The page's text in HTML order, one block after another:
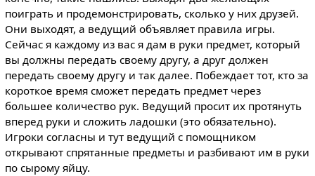
поиграть и продемонстрировать, сколько у них друзей.
Они выходят, а ведущий объявляет правила игры.
Сейчас я каждому из вас я дам в руки предмет, который
вы должны передать своему другу, а друг должен
передать своему другу и так далее. Побеждает тот, кто за
короткое время сможет передать предмет через
большее количество рук. Ведущий просит их протянуть
вперед руки и сложить ладошки (это обязательно).
Игроки согласны и тут ведущий с помощником
открывают спрятанные предметы и разбивают им в руки
по сырому яйцу.